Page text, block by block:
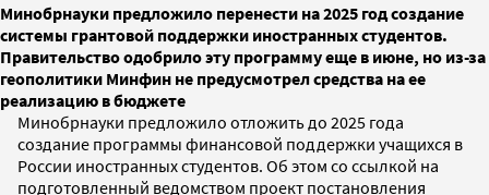
Минобрнауки предложило перенести на 2025 год создание
системы грантовой поддержки иностранных студентов.
Правительство одобрило эту программу еще в июне, но из-за
геополитики Минфин не предусмотрел средства на ее
реализацию в бюджете
Минобрнауки предложило отложить до 2025 года
создание программы финансовой поддержки учащихся в
России иностранных студентов. Об этом со ссылкой на
подготовленный ведомством проект постановления